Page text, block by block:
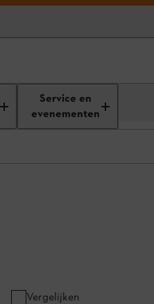
Service en
evenementen
Vergelijken